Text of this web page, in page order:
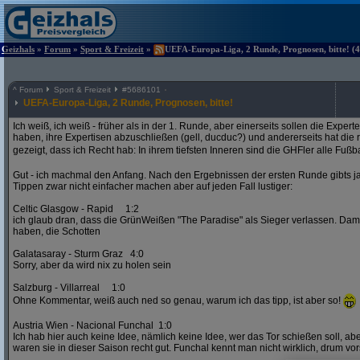
Geizhals » Forum » Sport & Freizeit » UEFA-Europa-Liga, 2 Runde, Prognosen, bitte!
^ Forum Sport & Freizeit #5686101
UEFA-Europa-Liga, 2 Runde, Prognosen, bitte!
Ich weiß, ich weiß - früher als in der 1. Runde, aber einerseits sollen die
haben, ihre Expertisen abzuschließen (gell, ducduc?) und andererseits hat die
gezeigt, dass ich Recht hab: In ihrem tiefsten Inneren sind die GHFler alle
Gut - ich machmal den Anfang. Nach den Ergebnissen der ersten Runde gibts
Tippen zwar nicht einfacher machen aber auf jeden Fall lustiger:
Celtic Glasgow - Rapid 1:2
ich glaub dran, dass die GrünWeißen "The Paradise" als Sieger verlassen.
haben, die Schotten
Galatasaray - Sturm Graz 4:0
Sorry, aber da wird nix zu holen sein
Salzburg - Villarreal 1:0
Ohne Kommentar, weiß auch ned so genau, warum ich das tipp, ist aber so!
Austria Wien - Nacional Funchal 1:0
Ich hab hier auch keine Idee, nämlich keine Idee, wer das Tor schießen soll,
waren sie in dieser Saison recht gut. Funchal kennt man nicht wirklich, drum